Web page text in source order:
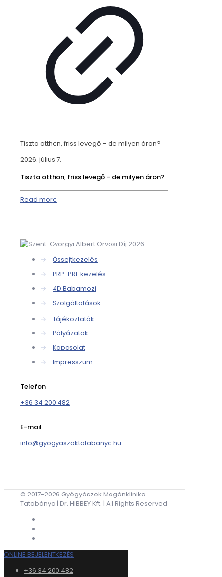
Tiszta otthon, friss levegő – de milyen áron?
2026. július 7.
Tiszta otthon, friss levegő – de milyen áron?
Read more
→
Őssejtkezelés
→
PRP-PRF kezelés
→
4D Babamozi
→
Szolgáltatások
→
Tájékoztatók
→
Pályázatok
→
Kapcsolat
→
Impresszum
Telefon
+36 34 200 482
E-mail
info@gyogyaszoktatabanya.hu
© 2017-2026 Gyógyászok Magánklinika
Tatabánya | Dr. HIBBEY Kft. | All Rights Reserved
ONLINE BEJELENTKEZÉS
+36 34 200 482